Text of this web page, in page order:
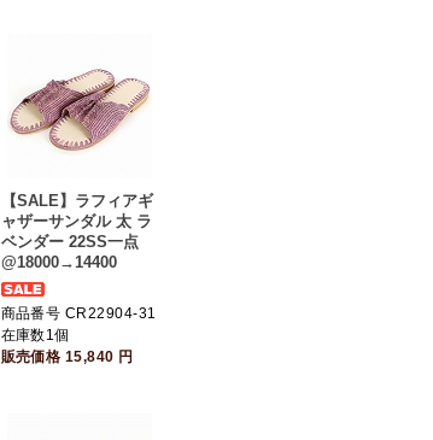
【SALE】ラフィアギ
ャザーサンダル 太 ラ
ベンダー 22SS一点
@18000→14400
商品番号 CR22904-31
在庫数1個
販売価格 15,840 円